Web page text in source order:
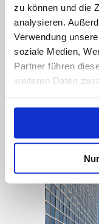
zu können und die
analysieren.
Verwendung
soziale Medien,
Partner führen
weiteren Daten
gesammelt haben.
und
Uponor